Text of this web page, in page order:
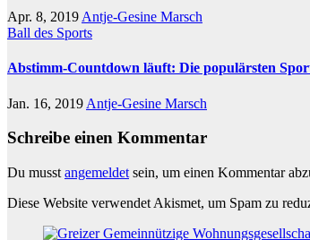
Apr. 8, 2019 Antje-Gesine Marsch
Ball des Sports
Abstimm-Countdown läuft: Die populärsten
Jan. 16, 2019 Antje-Gesine Marsch
Schreibe einen Kommentar
Du musst angemeldet sein, um einen Kommentar
Diese Website verwendet Akismet, um Spam zu